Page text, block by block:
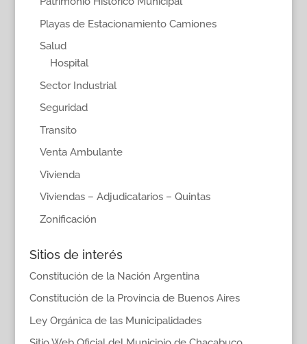
Playas de Estacionamiento Camiones
Salud
Hospital
Sector Industrial
Seguridad
Transito
Venta Ambulante
Vivienda
Viviendas – Adjudicatarios – Quintas
Zonificación
Sitios de interés
Constitución de la Nación Argentina
Constitución de la Provincia de Buenos Aires
Ley Orgánica de las Municipalidades